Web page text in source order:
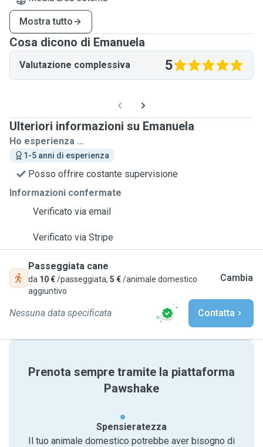
Mostra tutto
Cosa dicono di Emanuela
Valutazione complessiva 5
Ulteriori informazioni su Emanuela
Ho esperienza ...
1-5 anni di esperienza
Posso offrire costante supervisione
Informazioni confermate
Verificato via email
Verificato via Stripe
Passeggiata cane
da 10 €/passeggiata, 5 €/animale domestico
aggiuntivo
Cambia
Nessuna data specificata Contatta
Prenota sempre tramite la piattaforma
Pawshake
Spensieratezza
Il tuo animale domestico potrebbe aver bisogno di